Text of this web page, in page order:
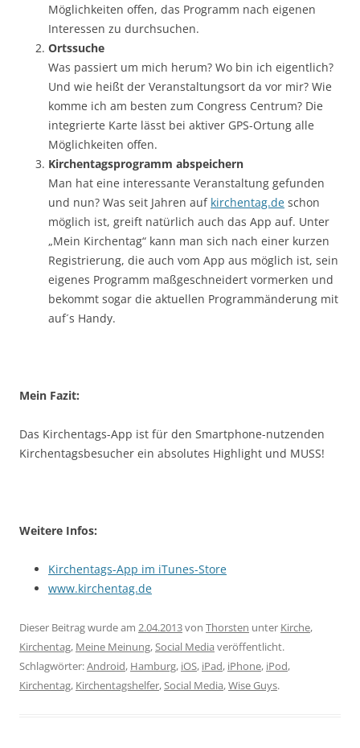
Möglichkeiten offen, das Programm nach eigenen
Interessen zu durchsuchen.
Ortssuche
Was passiert um mich herum? Wo bin ich eigentlich?
Und wie heißt der Veranstaltungsort da vor mir? Wie
komme ich am besten zum Congress Centrum? Die
integrierte Karte lässt bei aktiver GPS-Ortung alle
Möglichkeiten offen.
Kirchentagsprogramm abspeichern
Man hat eine interessante Veranstaltung gefunden
und nun? Was seit Jahren auf kirchentag.de schon
möglich ist, greift natürlich auch das App auf. Unter
„Mein Kirchentag“ kann man sich nach einer kurzen
Registrierung, die auch vom App aus möglich ist, sein
eigenes Programm maßgeschneidert vormerken und
bekommt sogar die aktuellen Programmänderung mit
auf´s Handy.
Mein Fazit:
Das Kirchentags-App ist für den Smartphone-nutzenden
Kirchentagsbesucher ein absolutes Highlight und MUSS!
Weitere Infos:
Kirchentags-App im iTunes-Store
www.kirchentag.de
Dieser Beitrag wurde am 2.04.2013von Thorsten unter Kirche,
Kirchentag, Meine Meinung,Social Media veröffentlicht.
Schlagwörter:Android, Hamburg, iOS, iPad, iPhone, iPod,
Kirchentag, Kirchentagshelfer,Social Media,Wise Guys.